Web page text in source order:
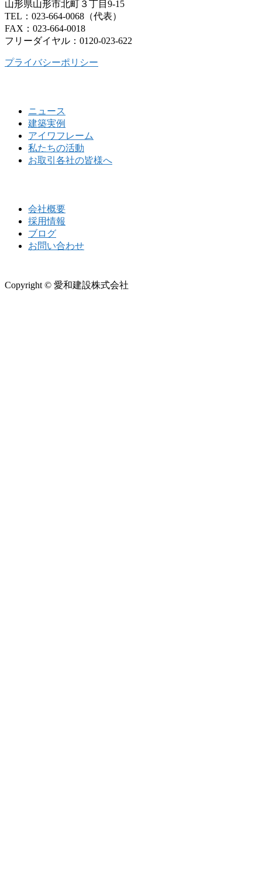
山形県山形市北町３丁目9-15
TEL：023-664-0068（代表）
FAX：023-664-0018
フリーダイヤル：0120-023-622
プライバシーポリシー
ニュース
建築実例
アイワフレーム
私たちの活動
お取引各社の皆様へ
会社概要
採用情報
ブログ
お問い合わせ
Copyright © 愛和建設株式会社